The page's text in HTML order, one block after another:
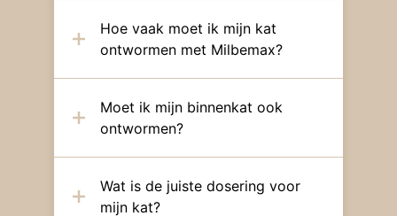
Hoe vaak moet ik mijn kat
ontwormen met Milbemax?
Moet ik mijn binnenkat ook
ontwormen?
Wat is de juiste dosering voor
mijn kat?